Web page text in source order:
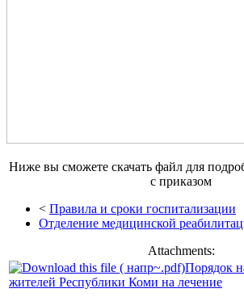
Ниже вы сможете скачать файл для
с приказом
< Правила и сроки госпитализации
Отделение медицинской
Attachments:
Порядок
жителей Республики Коми на лечение